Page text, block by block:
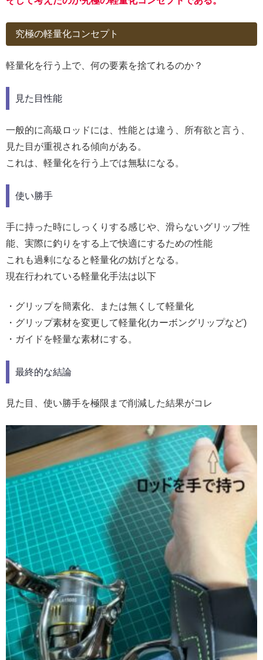
究極の軽量化コンセプト
軽量化を行う上で、何の要素を捨てれるのか？
見た目性能
一般的に高級ロッドには、性能とは違う、所有欲と言う、
見た目が重視される傾向がある。
これは、軽量化を行う上では無駄になる。
使い勝手
手に持った時にしっくりする感じや、滑らないグリップ性
能、実際に釣りをする上で快適にするための性能
これも過剰になると軽量化の妨げとなる。
現在行われている軽量化手法は以下
・グリップを簡素化、または無くして軽量化
・グリップ素材を変更して軽量化(カーボングリップなど)
・ガイドを軽量な素材にする。
最終的な結論
見た目、使い勝手を極限まで削減した結果がコレ